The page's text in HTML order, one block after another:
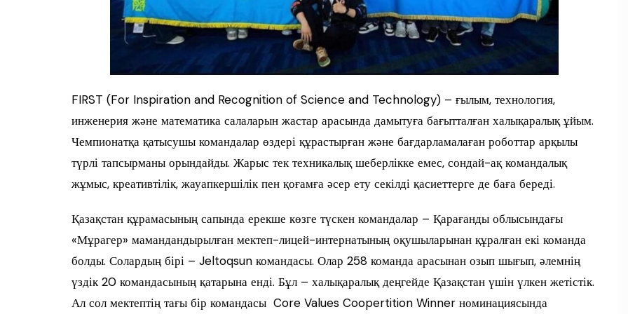
FIRST (For Inspiration and Recognition of Science and Technology) – ғылым, технология,
инженерия және математика салаларын жастар арасында дамытуға бағытталған халықаралық ұйым.
Чемпионатқа қатысушы командалар өздері құрастырған және бағдарламалаған роботтар арқылы
түрлі тапсырманы орындайды. Жарыс тек техникалық шеберлікке емес, сондай-ақ командалық
жұмыс, креативтілік, жауапкершілік пен қоғамға әсер ету секілді қасиеттерге де баға береді.
Қазақстан құрамасының сапында ерекше көзге түскен командалар – Қарағанды облысындағы
«Мұрагер» мамандандырылған мектеп-лицей-интернатының оқушыларынан құралған екі команда
болды. Солардың бірі – Jeltoqsun командасы. Олар 258 команда арасынан озып шығып, әлемнің
үздік 20 командасының қатарына енді. Бұл – халықаралық деңгейде Қазақстан үшін үлкен жетістік.
Ал сол мектептің тағы бір командасы Core Values Coopertition Winner номинациясында